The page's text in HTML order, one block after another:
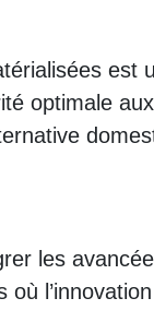
est
optimale aux
les
où